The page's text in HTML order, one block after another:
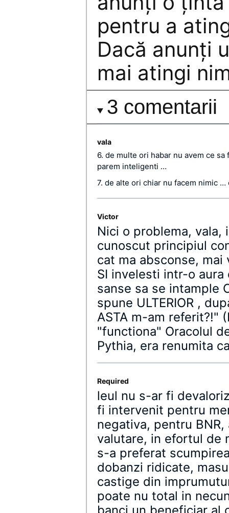
pentru a
Dacă anunţi
mai atingi
3 comentarii
vala
6. de multe ori habar nu avem ce
parem inteligenti …
7. de alte ori chiar nu facem nimic
Victor
Nici o problema, vala,
cunoscut principiul
cat ma absconse,
SI invelesti intr-o
sanse sa se intample
spune ULTERIOR ,
ASTA m-am referit?!"
"functiona" Oracolul
Pythia, era renumita
Required
leul nu s-ar fi
fi intervenit pentru
negativa, pentru
valutare, in efortul de
s-a preferat
dobanzi ridicate,
castige din
poate nu total in